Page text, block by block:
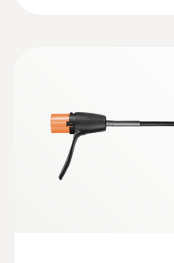
:0564 3002 73
testo 300 - 烟气
装2